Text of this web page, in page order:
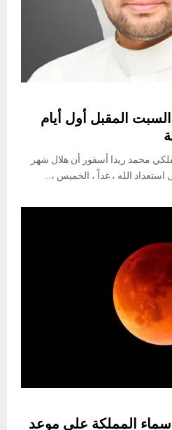
المقبل أول أيام
محمد ريدا أسفور أن هلال شهر
المملكة على موعد